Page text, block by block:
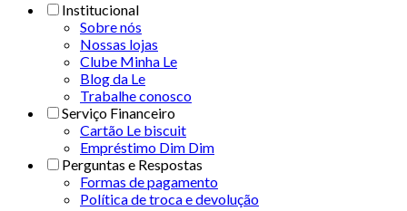
Institucional
Sobre nós
Nossas lojas
Clube Minha Le
Blog da Le
Trabalhe conosco
Serviço Financeiro
Cartão Le biscuit
Empréstimo Dim Dim
Perguntas e Respostas
Formas de pagamento
Política de troca e devolução